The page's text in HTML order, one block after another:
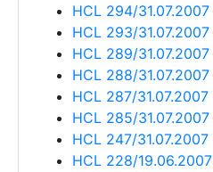
HCL 294/31.07.2007
HCL 293/31.07.2007
HCL 289/31.07.2007
HCL 288/31.07.2007
HCL 287/31.07.2007
HCL 285/31.07.2007
HCL 247/31.07.2007
HCL 228/19.06.2007